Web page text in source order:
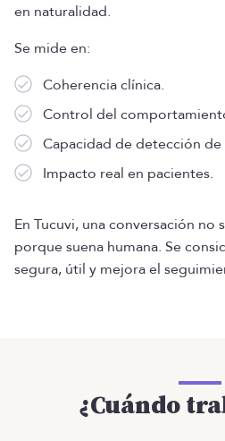
en naturalidad.
Se mide en:
Coherencia clínica.
Control del
Capacidad de detección de
Impacto real en pacientes.
En Tucuvi, una conversación no
porque suena humana. Se
segura, útil y mejora el
¿Cuándo